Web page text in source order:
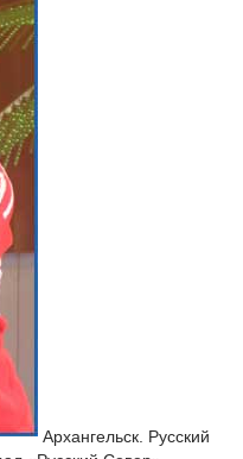
Архангельск. Русский